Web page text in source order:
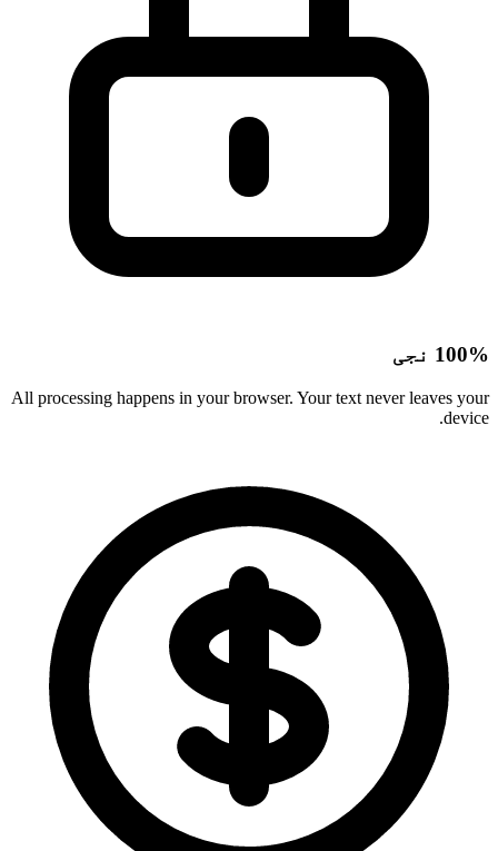
100% نجی
All processing happens in your browser. Your text never leaves your
device.